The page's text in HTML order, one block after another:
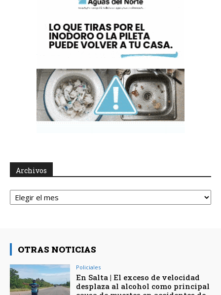
Archivos
Archivos
OTRAS NOTICIAS
Policiales
En Salta | El exceso de velocidad
desplaza al alcohol como principal